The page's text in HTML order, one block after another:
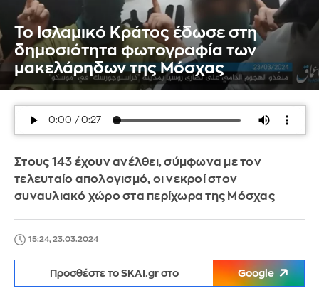
Το Ισλαμικό Κράτος έδωσε στη
δημοσιότητα φωτογραφία των
μακελάρηδων της Μόσχας
Στους 143 έχουν ανέλθει, σύμφωνα με τον
τελευταίο απολογισμό, οι νεκροί στον
συναυλιακό χώρο στα περίχωρα της Μόσχας
15:24, 23.03.2024
Προσθέστε το SKAI.gr στο Google